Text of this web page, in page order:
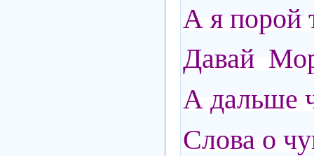
А я порой
Давай
А дальше
Слова о